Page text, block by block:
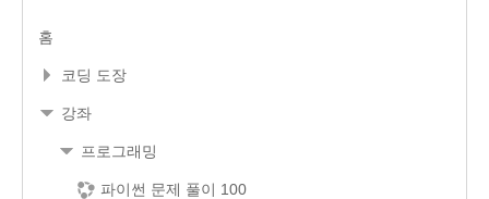
홈
코딩 도장
강좌
프로그래밍
파이썬 문제 풀이 100